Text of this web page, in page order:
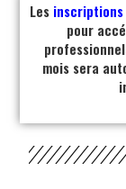
Les inscriptions
pour
mois sera